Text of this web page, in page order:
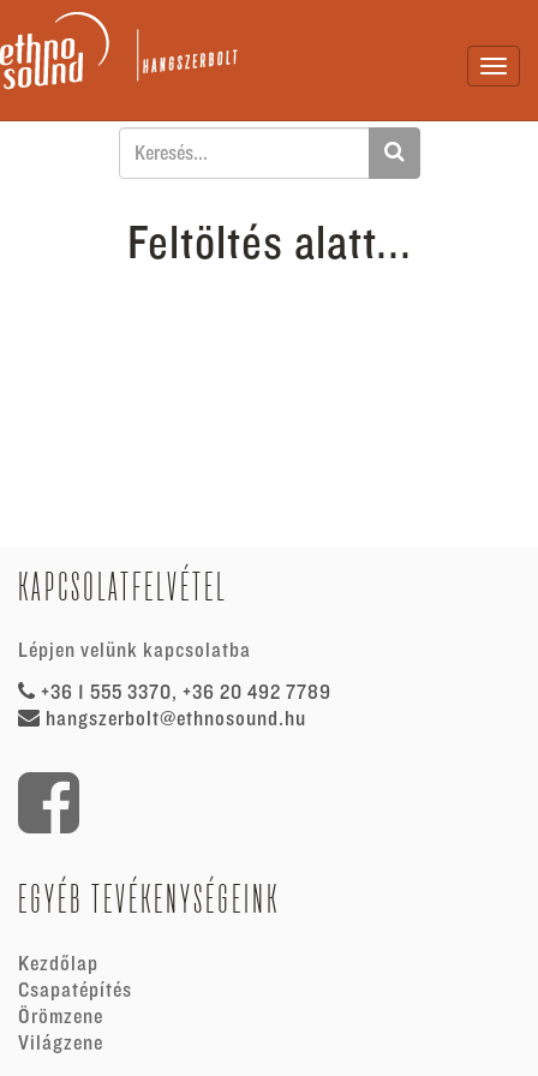
Feltöltés alatt...
KAPCSOLATFELVÉTEL
Lépjen velünk kapcsolatba
+36 1 555 3370, +36 20 492 7789
hangszerbolt@ethnosound.hu
EGYÉB TEVÉKENYSÉGEINK
Kezdőlap
Csapatépítés
Örömzene
Világzene